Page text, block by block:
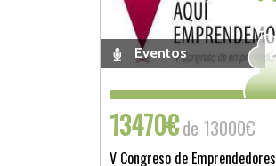
Eventos
13470€de 13000€
V Congreso de Emprendedores